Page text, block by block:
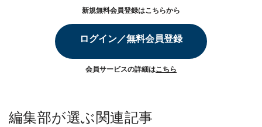
新規無料会員登録はこちらから
ログイン／無料会員登録
会員サービスの詳細はこちら
編集部が選ぶ関連記事